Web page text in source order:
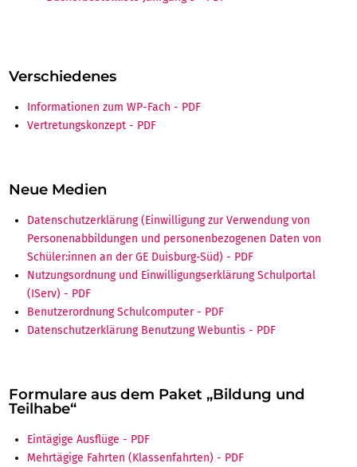
Verschiedenes
Informationen zum WP-Fach
Vertretungskonzept
Neue Medien
Datenschutzerklärung (Einwilligung zur Verwendung von
Personenabbildungen und personenbezogenen Daten von
Schüler:innen an der GE Duisburg-Süd)
Nutzungsordnung und Einwilligungserklärung Schulportal
(IServ)
Benutzerordnung Schulcomputer
Datenschutzerklärung Benutzung Webuntis
Formulare aus dem Paket „Bildung und
Teilhabe“
Eintägige Ausflüge
Mehrtägige Fahrten (Klassenfahrten)